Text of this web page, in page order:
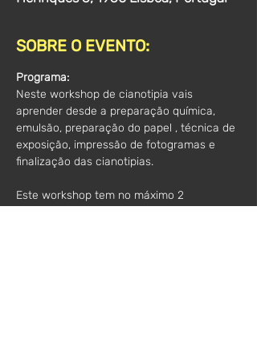
SOBRE O EVENTO:
Programa:
Neste workshop de cianotipia vais
aprender desde a preparação química,
emulsão, preparação do papel , técnica de
exposição, impressão de fotogramas e
finalização das cianotipias.
Este workshop tem no máximo 2